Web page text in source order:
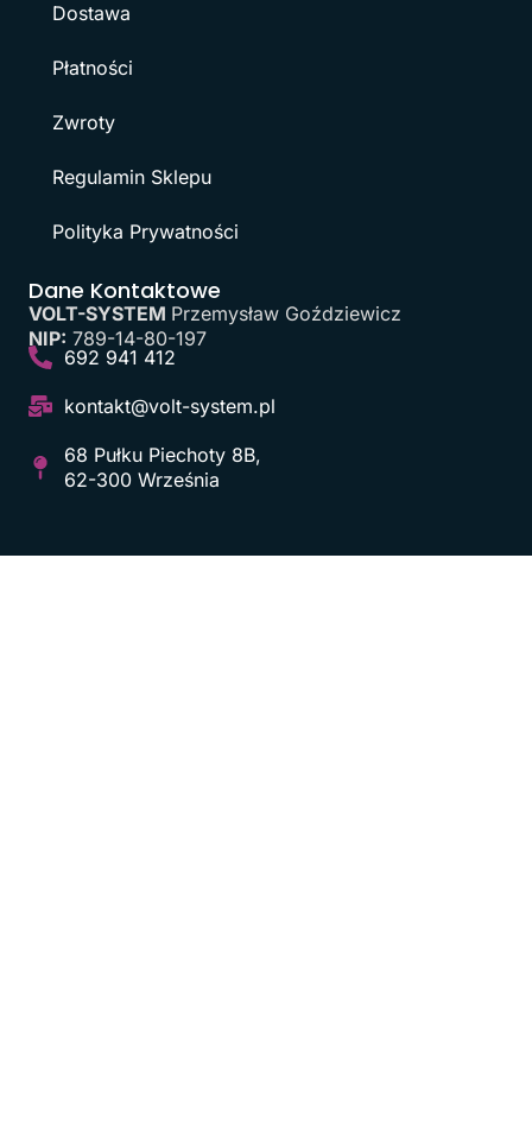
Dostawa
Płatności
Zwroty
Regulamin Sklepu
Polityka Prywatności
Dane Kontaktowe
VOLT-SYSTEM Przemysław Goździewicz
NIP: 789-14-80-197
692 941 412
kontakt@volt-system.pl
68 Pułku Piechoty 8B,
62-300 Września